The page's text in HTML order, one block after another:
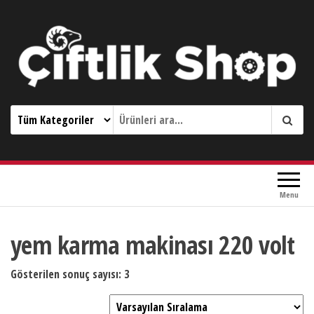
Çiftlik Shop 0533 644 3989
Menu
yem karma makinası 220 volt
Gösterilen sonuç sayısı: 3